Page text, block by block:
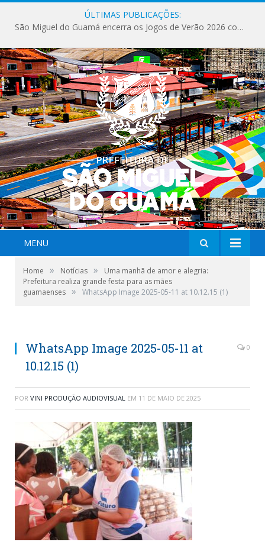
ÚLTIMAS PUBLICAÇÕES:
São Miguel do Guamá encerra os Jogos de Verão 2026 com sucesso de público e competições.
MENU
Home » Notícias »
Uma manhã de amor e alegria:
Prefeitura realiza grande festa para as mães
guamaenses » WhatsApp Image 2025-05-11 at 10.12.15 (1)
WhatsApp Image 2025-05-11 at
10.12.15 (1)
0
POR VINI PRODUÇÃO AUDIOVISUAL EM 11 DE MAIO DE 2025